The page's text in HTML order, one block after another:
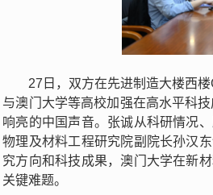
27日，双方在先进制造大楼西
与澳门大学等高校加强在高水平科
响亮的中国声音。张诚从科研情况
物理及材料工程研究院副院长孙汉
究方向和科技成果，澳门大学在新
关键难题。